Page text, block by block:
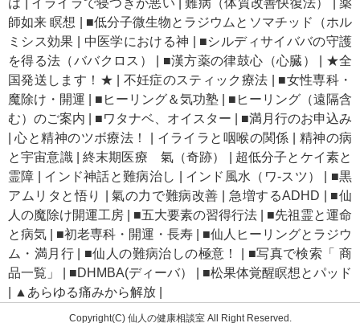
は
イライラで寝つきが悪い |難病（体質改善快復法） |薬
師如来 瞑想
■低分子微生物とラジウムとソマチッド（ホル
ミシス効果
中医学における神
■シルディサイババの守護
を得る法（ババクロス）
■漢方薬の律鼓心（心臓）
★全
国発送します！★
不妊症のスティック療法
■女性専科・
魔除け・開運
■ヒーリング＆気功塾
■ヒーリング（遠隔含
む）のご案内
■ワタナベ、オイスター
■満月行のお申込み
|心と精神のツボ療法！ イライラと咽喉の関係
精神の病
と宇宙意識|終末期医療 氣（奇跡）
超低分子とケイ素と
霊障
インド神話と難病治し インド風水（ワ-スツ）
■黒
アムリタと悟り
|氣の力で難病改善 急増するADHD
■仙
人の魔除け開運工房
■五大要素の習得行法
■先祖霊と運命
と病気
■初老専科・開運・長寿
■仙人ヒーリングとラジウ
ム・満月行
■仙人の難病治しの極意！
■写真で検索「 商
品一覧」
■DHMBA(ディーバ）
■松果体覚醒瞑想とパッド
▲あらゆる痛みから解放
Copyright(C) 仙人の健康相談室 All Right Reserved.